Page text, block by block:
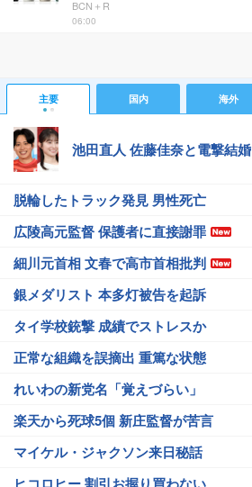
BCN＋R
06:00
主要 国内 海外
池田直人 佐藤佳奈と電撃結婚
脱輪したトラック発見 男性死亡
広陵高元監督 保護者に直接謝罪
細川元首相 文春で高市首相批判
銀メダリスト 本多灯被告を起訴
タイ学校銃撃 成績でストレスか
正常な組織を誤摘出 重篤な状態
れいわの新党名「覚えづらい」
楽天から死球5個 新庄監督が苦言
マイケル・ジャクソン来日秘話